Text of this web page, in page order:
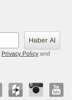
Haber Al
Privacy Policy and